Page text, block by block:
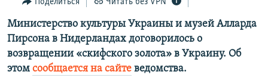
поиску
ИНТЕРАКТИВ
ИНФОГРАФИКА
ТЕЛЕПРОЕКТ КРЫМ.РЕАЛИИ
СОВЕТЫ ПРАВОЗАЩИТНИКОВ
РАДІО СВОБОДА
КАК ОБОЙТИ БЛОКИРОВКУ
Українською
Qırımtatar
Министерство культуры Украины и музей Алларда
Пирсона в Нидерландах договорилось о
возвращении «скифского золота» в Украину. Об
этом сообщается на сайте ведомства.